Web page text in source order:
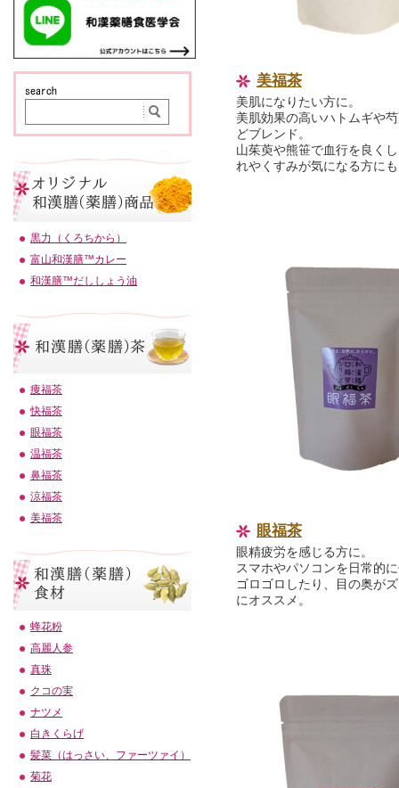
美福茶
美肌になりたい方に。
美肌効果の高いハトムギや
どブレンド。
山茱萸や熊笹で血行を良く
れやくすみが気になる方に
眼福茶
眼精疲労を感じる方に。
スマホやパソコンを日常的
ゴロゴロしたり、目の奥が
にオススメ。
黒力（くろちから）
富山和漢膳™カレー
和漢膳™だししょう油
痩福茶
快福茶
眼福茶
温福茶
鼻福茶
涼福茶
美福茶
蜂花粉
高麗人参
真珠
クコの実
ナツメ
白きくらげ
髪菜（はっさい、ファーツァイ）
菊花